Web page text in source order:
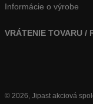
Informácie o výrobe
VRÁTENIE TOVARU /
© 2026, Jipast akciová